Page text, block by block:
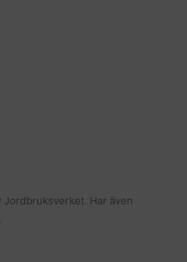
Har även